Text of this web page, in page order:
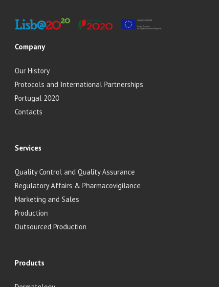
Company
Our History
Protocols and International Partnerships
Portugal 2020
Contacts
Services
Quality Control and Quality Assurance
Regulatory Affairs & Pharmacovigilance
Marketing and Sales
Production
Outsourced Production
Products